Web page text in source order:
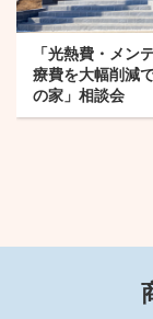
「光熱費・メン
療費を大幅削減
の家」相談会